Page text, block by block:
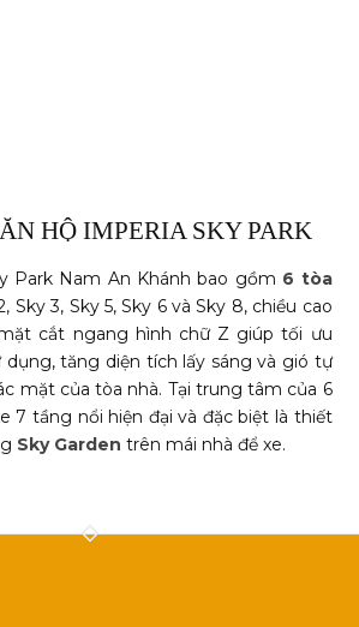
HỘ IMPERIA SKY PARK
Park Nam An Khánh bao gồm 6 tòa
Sky 3, Sky 5, Sky 6 và Sky 8, chiều cao
cắt ngang hình chữ Z giúp tối ưu
dụng, tăng diện tích lấy sáng và gió tự
mặt của tòa nhà. Tại trung tâm của 6
7 tầng nổi hiện đại và đặc biệt là thiết
Sky Garden trên mái nhà để xe.